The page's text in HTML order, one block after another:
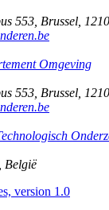
553 Brussel 1210
Omgeving
553 Brussel 1210
België
version 1.0